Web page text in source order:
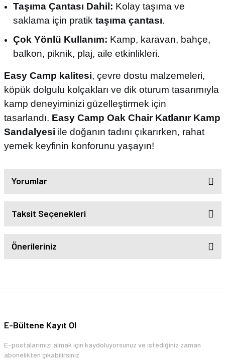
Taşıma Çantası Dahil: Kolay taşıma ve
saklama için pratik taşıma çantası.
Çok Yönlü Kullanım: Kamp, karavan, bahçe,
balkon, piknik, plaj, aile etkinlikleri.
Easy Camp kalitesi, çevre dostu malzemeleri,
köpük dolgulu kolçakları ve dik oturum tasarımıyla
kamp deneyiminizi güzelleştirmek için
tasarlandı. Easy Camp Oak Chair Katlanır Kamp
Sandalyesi ile doğanın tadını çıkarırken, rahat
yemek keyfinin konforunu yaşayın!
Yorumlar
Taksit Seçenekleri
Önerileriniz
E-Bültene Kayıt Ol
E-postalarımızı almak için kaydoluyorsunuz ve istediğiniz zaman
abonelikten çıkabilirsiniz.